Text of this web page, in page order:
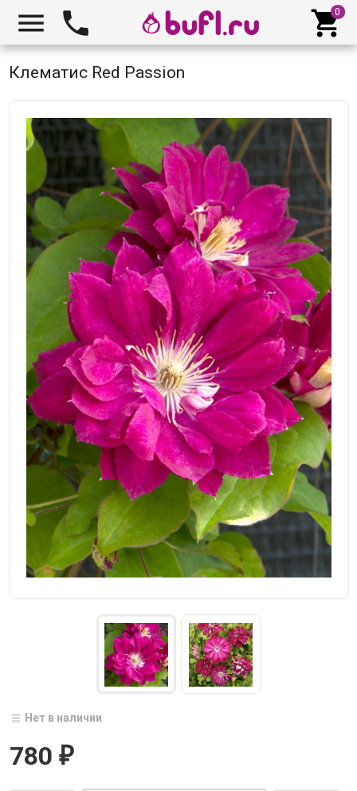
  
Клематис Red Passion
Нет в наличии
780 ₽